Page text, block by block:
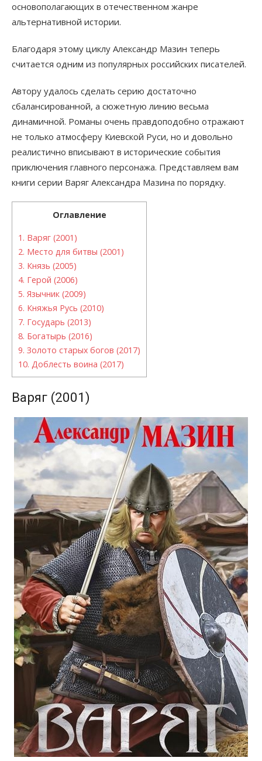
основополагающих в отечественном жанре
альтернативной истории.
Благодаря этому циклу Александр Мазин теперь
считается одним из популярных российских писателей.
Автору удалось сделать серию достаточно
сбалансированной, а сюжетную линию весьма
динамичной. Романы очень правдоподобно отражают
не только атмосферу Киевской Руси, но и довольно
реалистично вписывают в исторические события
приключения главного персонажа. Представляем вам
книги серии Варяг Александра Мазина по порядку.
Оглавление
1. Варяг (2001)
2. Место для битвы (2001)
3. Князь (2005)
4. Герой (2006)
5. Язычник (2009)
6. Княжья Русь (2010)
7. Государь (2013)
8. Богатырь (2016)
9. Золото старых богов (2017)
10. Доблесть воина (2017)
Варяг (2001)